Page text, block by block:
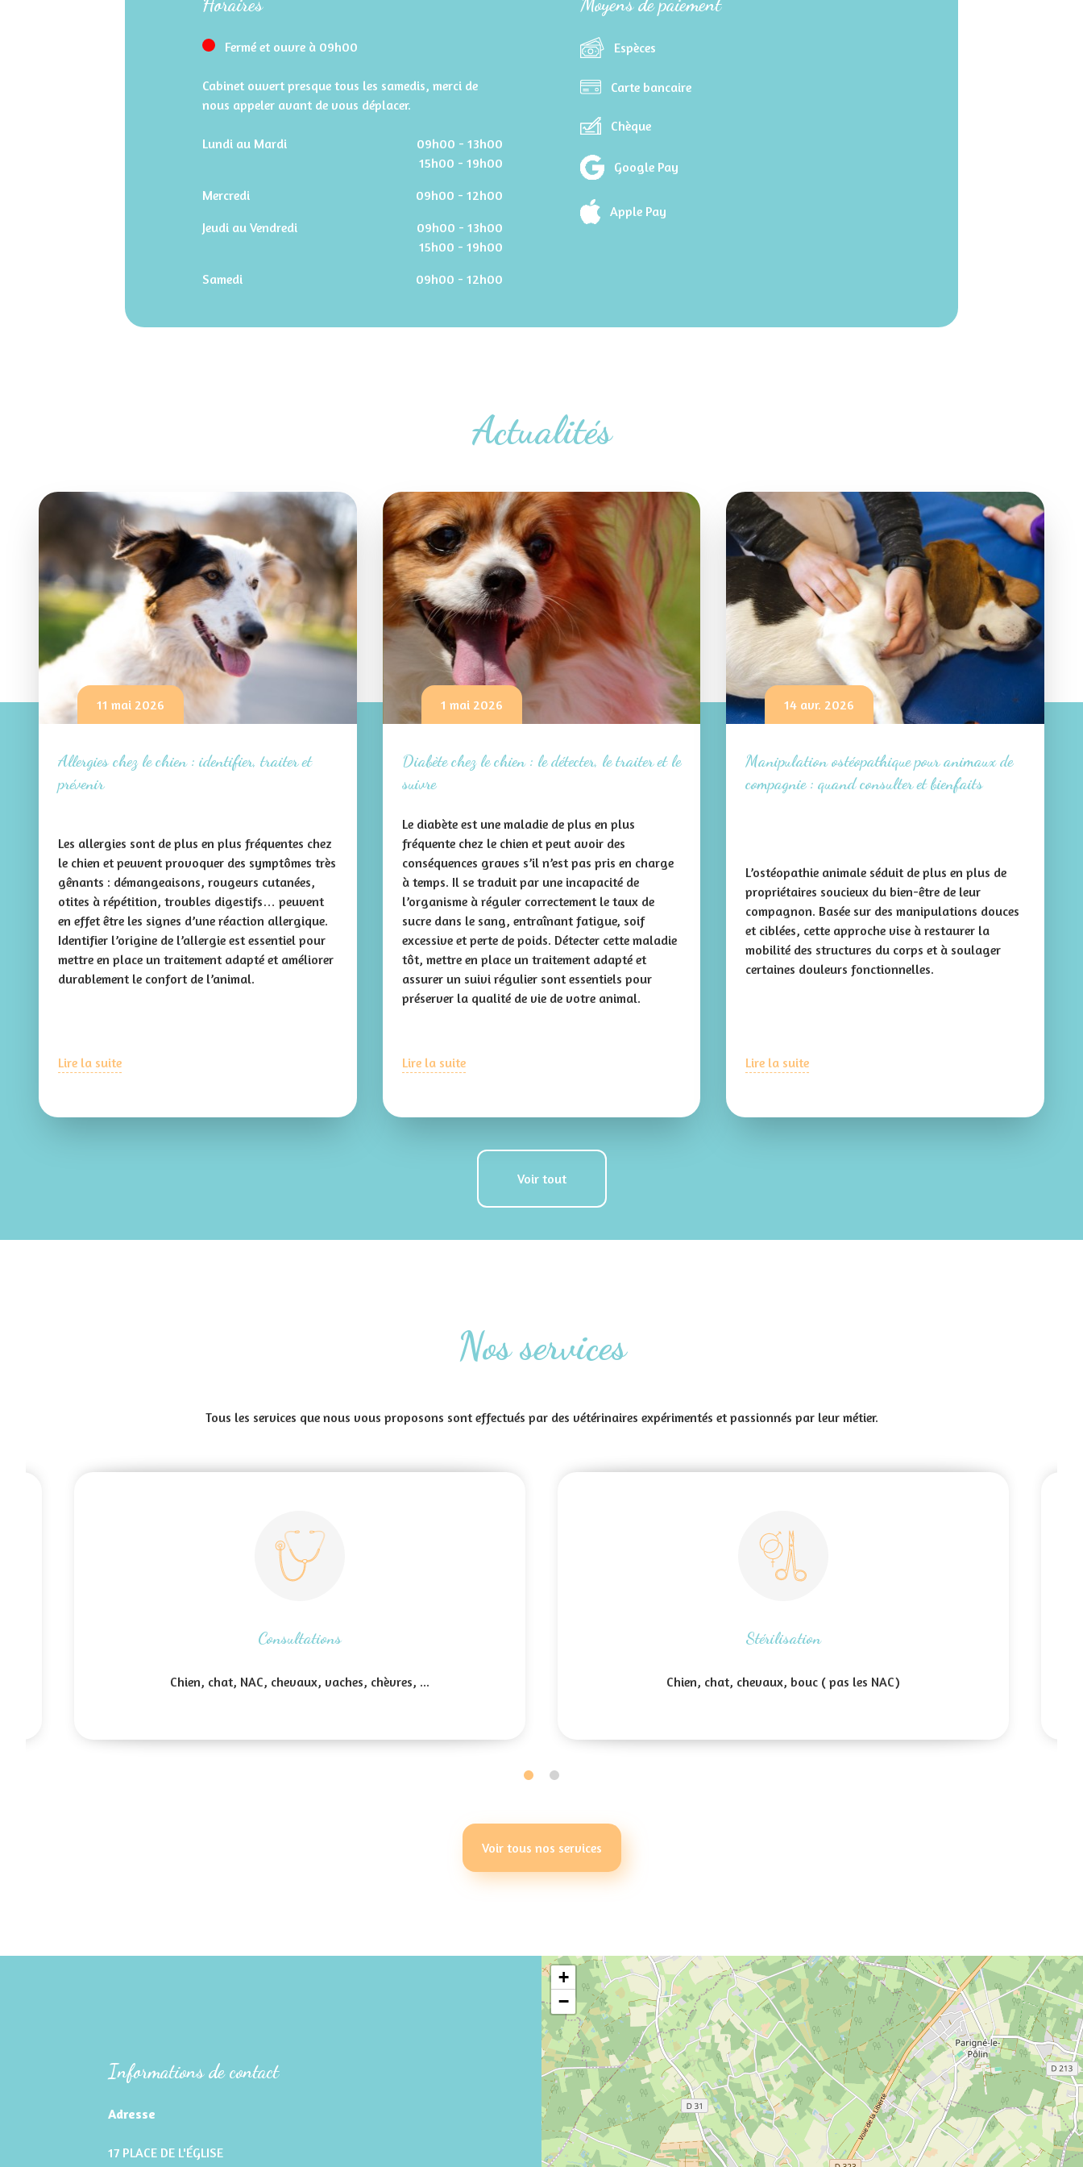
Fermé et ouvre à 09h00
Cabinet ouvert presque tous les samedis, merci de
nous appeler avant de vous déplacer.
Lundi au Mardi
09h00 - 13h00
15h00 - 19h00
Mercredi
09h00 - 12h00
Jeudi au Vendredi
09h00 - 13h00
15h00 - 19h00
Samedi
09h00 - 12h00
Espèces
Carte bancaire
Chèque
Google Pay
Apple Pay
Actualités
11 mai 2026
Allergies chez le chien : identifier, traiter et
prévenir
Les allergies sont de plus en plus fréquentes chez
le chien et peuvent provoquer des symptômes très
gênants : démangeaisons, rougeurs cutanées,
otites à répétition, troubles digestifs… peuvent
en effet être les signes d’une réaction allergique.
Identifier l’origine de l’allergie est essentiel pour
mettre en place un traitement adapté et améliorer
durablement le confort de l’animal.
Lire la suite
1 mai 2026
Diabète chez le chien : le détecter, le traiter et le
suivre
Le diabète est une maladie de plus en plus
fréquente chez le chien et peut avoir des
conséquences graves s’il n’est pas pris en charge
à temps. Il se traduit par une incapacité de
l’organisme à réguler correctement le taux de
sucre dans le sang, entraînant fatigue, soif
excessive et perte de poids. Détecter cette maladie
tôt, mettre en place un traitement adapté et
assurer un suivi régulier sont essentiels pour
préserver la qualité de vie de votre animal.
Lire la suite
14 avr. 2026
Manipulation ostéopathique pour animaux de
compagnie : quand consulter et bienfaits
L’ostéopathie animale séduit de plus en plus de
propriétaires soucieux du bien-être de leur
compagnon. Basée sur des manipulations douces
et ciblées, cette approche vise à restaurer la
mobilité des structures du corps et à soulager
certaines douleurs fonctionnelles.
Lire la suite
Voir tout
Nos services
Tous les services que nous vous proposons sont effectués par des vétérinaires expérimentés et passionnés par leur métier.
Consultations
Chien, chat, NAC, chevaux, vaches, chèvres, ...
Stérilisation
Chien, chat, chevaux, bouc ( pas les NAC)
Voir tous nos services
Informations de contact
Adresse
17 PLACE DE L'ÉGLISE
+
−